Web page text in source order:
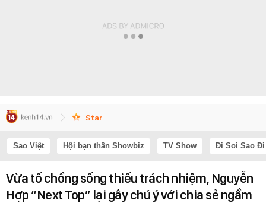
Star
Sao Việt Hội bạn thân Showbiz TV Show Đi Soi Sao Đi
Vừa tố chồng sống thiếu trách nhiệm, Nguyễn
Hợp “Next Top” lại gây chú ý với chia sẻ ngầm